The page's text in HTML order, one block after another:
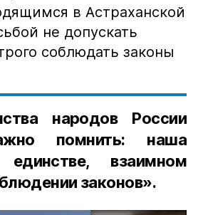
в Астраханской
не допускать
соблюдать законы
народов России
помнить: наша
взаимном
законов».